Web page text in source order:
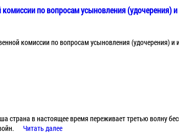
по вопросам усыновления (удочерения)
комиссии по вопросам усыновления (удочерения) и
в настоящее время переживает третью волну
Читать далее